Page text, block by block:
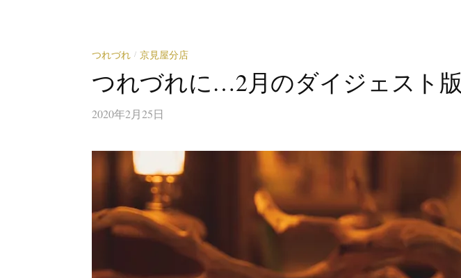
つれづれ / 京見屋分店
つれづれに…2月のダイジェスト版
2020年2月25日